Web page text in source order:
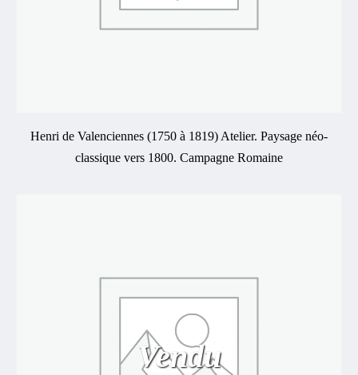
Henri de Valenciennes (1750 à 1819) Atelier. Paysage néo-
classique vers 1800. Campagne Romaine
Vendu